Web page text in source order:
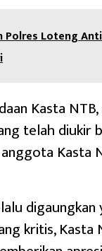
Polres Loteng
Kasta
telah diukir
Kasta
digaungkan
kritis, Kasta